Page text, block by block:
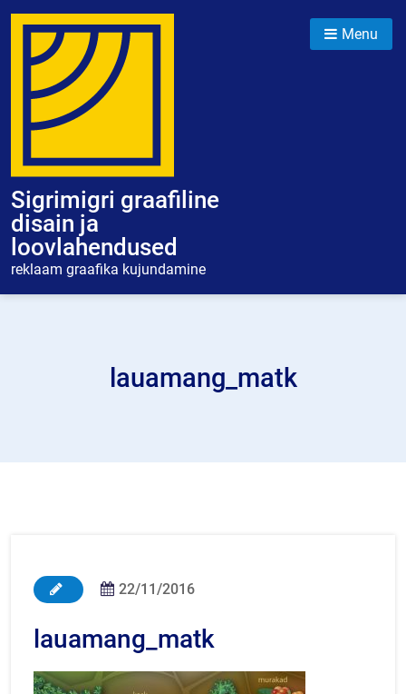
Skip
content
Sigrimigri graafiline
disain ja
loovlahendused
reklaam graafika kujundamine
Menu
lauamang_matk
22/11/2016
lauamang_matk